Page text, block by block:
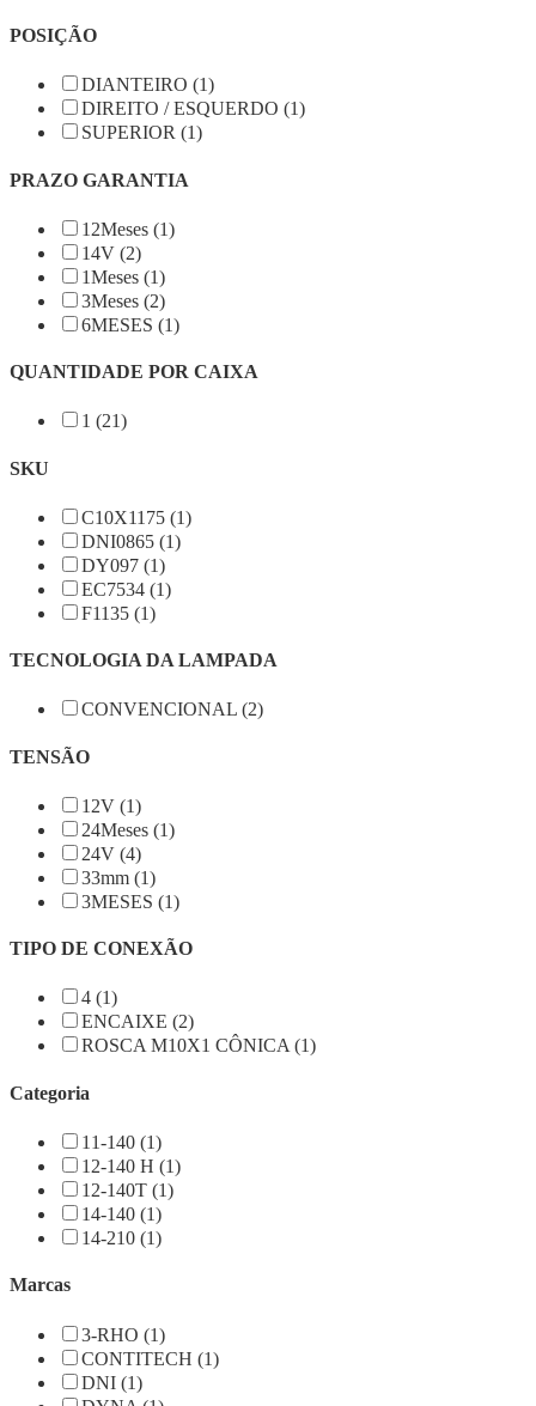
POSIÇÃO
DIANTEIRO (1)
DIREITO / ESQUERDO (1)
SUPERIOR (1)
PRAZO GARANTIA
12Meses (1)
14V (2)
1Meses (1)
3Meses (2)
6MESES (1)
QUANTIDADE POR CAIXA
1 (21)
SKU
C10X1175 (1)
DNI0865 (1)
DY097 (1)
EC7534 (1)
F1135 (1)
TECNOLOGIA DA LAMPADA
CONVENCIONAL (2)
TENSÃO
12V (1)
24Meses (1)
24V (4)
33mm (1)
3MESES (1)
TIPO DE CONEXÃO
4 (1)
ENCAIXE (2)
ROSCA M10X1 CÔNICA (1)
Categoria
11-140 (1)
12-140 H (1)
12-140T (1)
14-140 (1)
14-210 (1)
Marcas
3-RHO (1)
CONTITECH (1)
DNI (1)